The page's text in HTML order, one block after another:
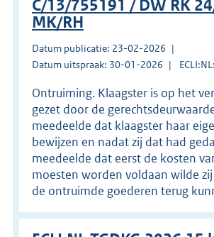
C/13/755191 / DW RK
MK/RH
Datum publicatie: 23-02-2026
Datum uitspraak: 30-01-2026
Ontruiming. Klaagster is op het
gezet door de
meedeelde dat klaagster haar
bewijzen en nadat zij dat had
meedeelde dat eerst de kosten
moesten worden voldaan wilde
de ontruimde goederen terug